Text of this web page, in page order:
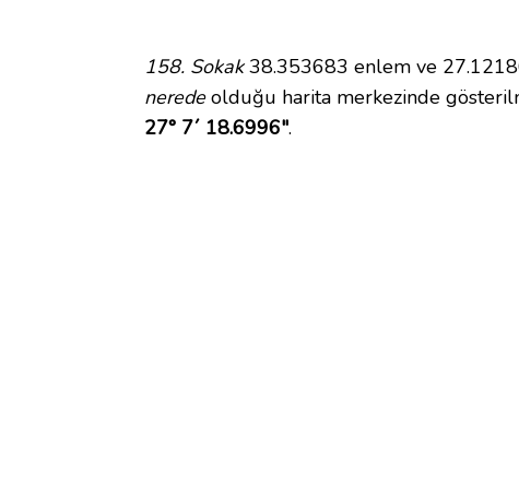
158. Sokak38.353683 enlem ve
neredeolduğu harita merkezinde
27° 7´ 18.6996".